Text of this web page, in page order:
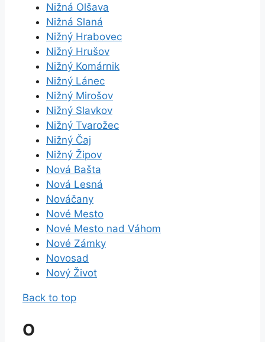
Nižná Olšava
Nižná Slaná
Nižný Hrabovec
Nižný Hrušov
Nižný Komárnik
Nižný Lánec
Nižný Mirošov
Nižný Slavkov
Nižný Tvarožec
Nižný Čaj
Nižný Žipov
Nová Bašta
Nová Lesná
Nováčany
Nové Mesto
Nové Mesto nad Váhom
Nové Zámky
Novosad
Nový Život
Back to top
O